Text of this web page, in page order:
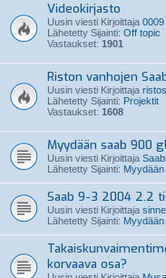
Videokirjasto
Uusin viesti Kirjoittaja 0009
Lähetetty Sijainti: Off topic
Vastaukset: 1901
Riston vanhojen
Uusin viesti Kirjoittaja ristos
Lähetetty Sijainti: Projektit
Vastaukset: 1608
Myydään saab 900
Uusin viesti Kirjoittaja
Lähetetty Sijainti:
Saab 9-3 2004 2.2
Uusin viesti Kirjoittaja
Lähetetty Sijainti: Myydään
korvaava osa?